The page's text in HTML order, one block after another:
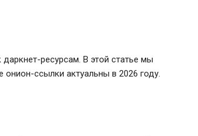
ресурсам. В этой статье мы
ссылки актуальны в 2026 году.